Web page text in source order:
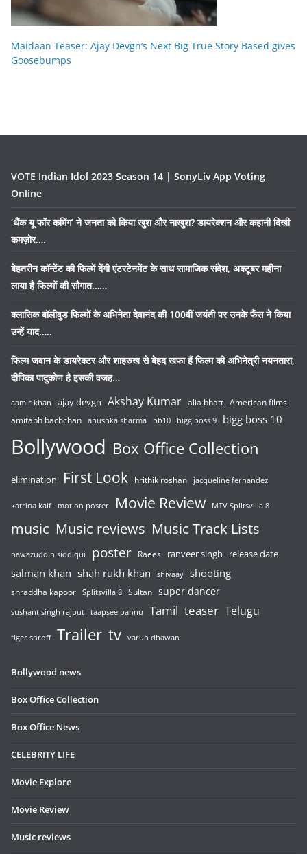
Maidaan Teaser: Ajay Devgn’s Next Big True Story Based gives
Goosebumps
VOTE Indian Idol 2023 Season 14 | SonyLiv App Voting
Online
‘थैंक यू फॉर कमिंग’ ने जनता को किया खुश और नाखुश? डायरेक्शन और कहानी दिखी
कमज़ोर….
बेहतरीन कॉन्टेंट की फिल्में देंगी एंटरटेनमेंट के साथ सामाजिक संदेश, अक्टूबर महीना
लाया है फिल्मों की सौगात……
क्लासिक बॉलीवुड फिल्मों के अभिनेता देवानंद की 100वीं जयंती पर उनके फैंस ने किया
उन्हें याद…..
फिल्म जवान के डायरेक्टर और शाहरुख से बेहद खफा हैं फिल्म की अभिनेत्री नयनतारा,
दीपिका पादुकोण है इसकी वजह…
aamir khan ajay devgn Akshay Kumar alia bhatt American films
amitabh bachchan anushka sharma bb10 bigg boss 9 bigg boss 10
Bollywood Box Office Collection
elimination First Look hrithik roshan jacqueline fernandez
katrina kaif motion poster Movie Review MTV Splitsvilla 8
music Music reviews Music Track Lists
nawazuddin siddiqui poster Raees ranveer singh release date
salman khan shah rukh khan shivaay shooting
shraddha kapoor Splitsvilla 8 Sultan super dancer
sushant singh rajput taapsee pannu Tamil teaser Telugu
tiger shroff Trailer tv varun dhawan
Bollywood news
Box Office Collection
Box Office News
CELEBRITY LIFE
Movie Explore
Movie Review
Music reviews